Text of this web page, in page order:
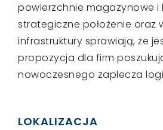
powierzchnie magazynowe i
strategiczne położenie oraz
infrastruktury sprawiają, że
propozycja dla firm
nowoczesnego zaplecza
LOKALIZACJA